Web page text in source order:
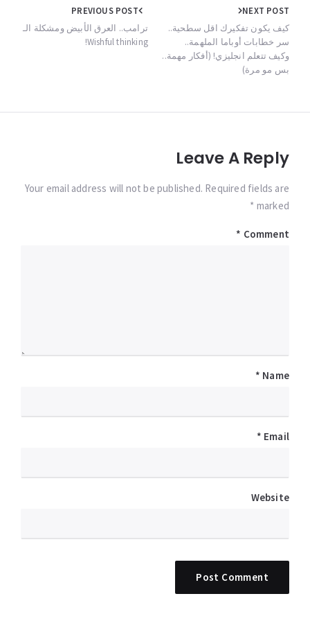
Post
navigation
PREVIOUS POST
ترامب.. العرق الأبيض ومشكلة الـ
Wishful thinking!
NEXT POST
كيف يكون تفكيرك اقل سطحية..
سر خطابات أوباما الملهمة..
وكيف تتعلم انجليزي! (أفكار مهمة..
بس مو مرة)
Leave A Reply
Your email address will not be published. Required fields are
marked *
Comment
*
Name
*
Email
*
Website